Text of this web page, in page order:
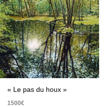
« Le pas du houx »
1500€